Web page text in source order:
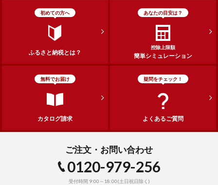
初めての方へ
ふるさと納税とは？
あなたの目安は？
控除上限額
簡単シミュレーション
無料でお届け
カタログ請求
疑問をチェック！
よくあるご質問
ご注文・お問い合わせ
0120-979-256
受付時間 9:00～18:00(土日祝日除く)